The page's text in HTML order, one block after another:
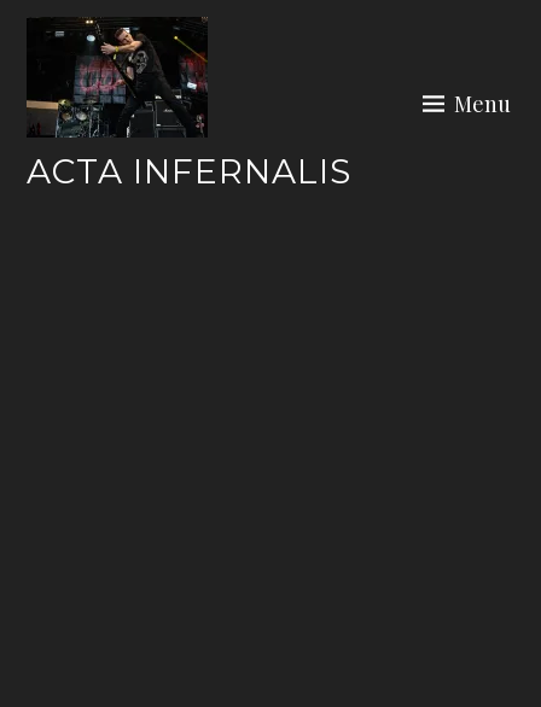
Skip
content
ACTA INFERNALIS
Menu